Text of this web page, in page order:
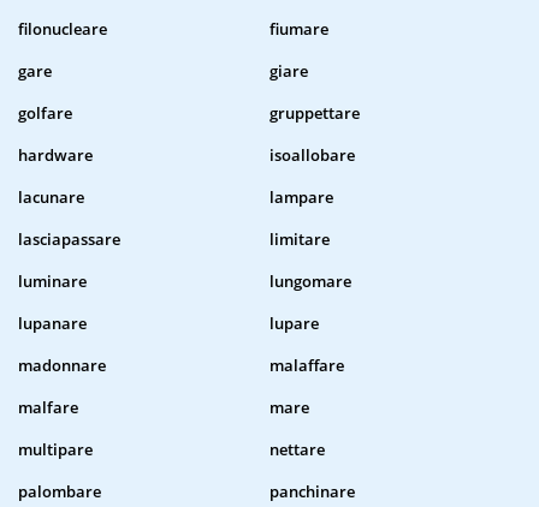
filonucleare
fiumare
gare
giare
golfare
gruppettare
hardware
isoallobare
lacunare
lampare
lasciapassare
limitare
luminare
lungomare
lupanare
lupare
madonnare
malaffare
malfare
mare
multipare
nettare
palombare
panchinare